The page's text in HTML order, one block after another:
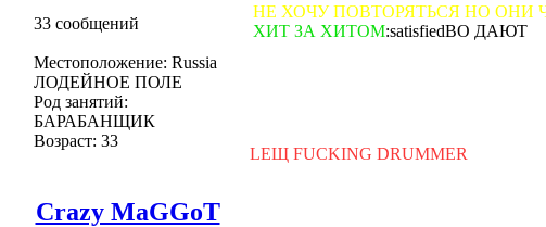
33 сообщений
Местоположение: Russia
ЛОДЕЙНОЕ ПОЛЕ
Род занятий:
БАРАБАНЩИК
Возраст: 33
НЕ ХОЧУ ПОВТОРЯТЬСЯ НО ОНИ
ХИТ ЗА ХИТОМ:satisfiedВО ДАЮТ
LEЩ FUCKING DRUMMER
Crazy MaGGoT